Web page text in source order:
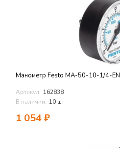
Манометр Festo MA-50-10-1/4-EN
Артикул: 162838
В наличии: 10 шт
1 054₽